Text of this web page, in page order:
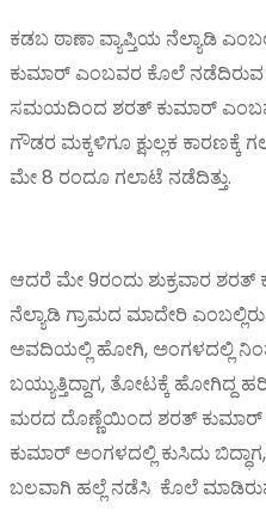
ಕಡಬ ಠಾಣಾ ವ್ಯಾಪ್ತಿಯ ನೆಲ್ಯಾಡಿ
ಕುಮಾರ್ ಎಂಬವರ ಕೊಲೆ
ಸಮಯದಿಂದ ಶರತ್ ಕುಮಾರ್
ಗೌಡರ ಮಕ್ಕಳಿಗೂ ಕ್ಷುಲ್ಲಕ ಕಾರಣಕ್ಕೆ
ಮೇ 8 ರಂದೂ ಗಲಾಟೆ ನಡೆದಿತ್ತು.
ಆದರೆ ಮೇ 9ರಂದು ಶುಕ್ರವಾರ
ನೆಲ್ಯಾಡಿ ಗ್ರಾಮದ ಮಾದೇರಿ
ಅವದಿಯಲ್ಲಿ ಹೋಗಿ, ಅಂಗಳದಲ್ಲಿ
ಬಯ್ಯುತ್ತಿದ್ದಾಗ, ತೋಟಕ್ಕೆ ಹೋಗಿದ್ದ
ಮರದ ದೊಣ್ಣೆಯಿಂದ ಶರತ್ ಕುಮಾರ್
ಕುಮಾರ್‌ ಅಂಗಳದಲ್ಲಿ ಕುಸಿದು
ಬಲವಾಗಿ ಹಲ್ಲೆ ನಡೆಸಿ ಕೊಲೆ